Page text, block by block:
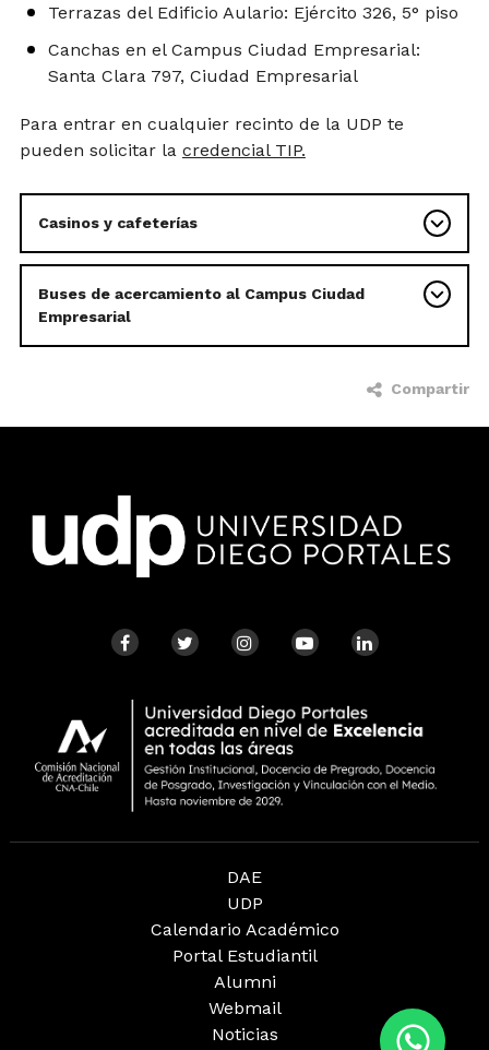
Compartir
Terrazas del Edificio Aulario: Ejército 326, 5° piso
Canchas en el Campus Ciudad Empresarial:
Santa Clara 797, Ciudad Empresarial
Para entrar en cualquier recinto de la UDP te
pueden solicitar la credencial TIP.
Casinos y cafeterías
Buses de acercamiento al Campus Ciudad
Empresarial
DAE
UDP
Calendario Académico
Portal Estudiantil
Alumni
Webmail
Noticias